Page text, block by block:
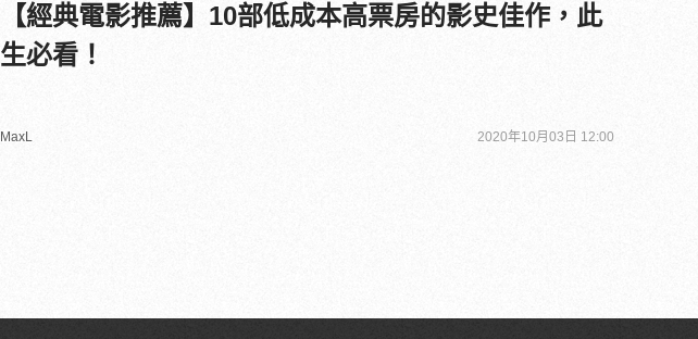
【經典電影推薦】10部低成本高票房的影史佳作，此
生必看！
MaxL 2020年10月03日 12:00